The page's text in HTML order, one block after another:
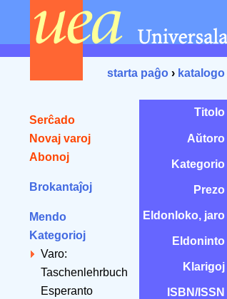
starta paĝo › katalogo
Serĉado
Novaj varoj
Abonoj
Brokantaĵoj
Mendo
Kategorioj
Varo:
Taschenlehrbuch
Esperanto
Titolo
Aŭtoro
Kategorio
Prezo
Eldonloko, jaro
Eldoninto
Klarigoj
ISBN/ISSN